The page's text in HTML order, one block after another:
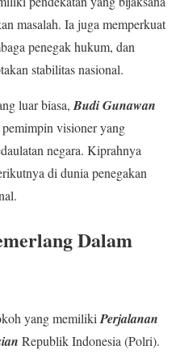
masalah. Ia juga memperkuat
penegak hukum, dan
stabilitas nasional.
luar biasa,Budi Gunawan
visioner yang
negara. Kiprahnya
di dunia penegakan
Dalam
yang memiliki Perjalanan
Republik Indonesia (Polri).